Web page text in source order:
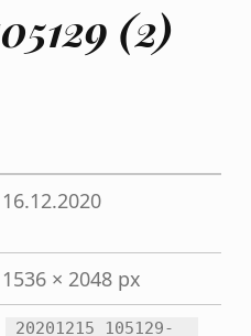
(2)
16.12.2020
1536 × 2048 px
20201215_105129-